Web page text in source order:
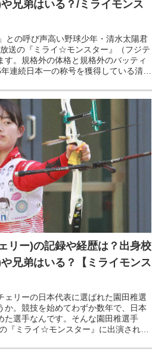
兄弟はいる？/ミライモンス
との呼び声高い野球少年・清水太陽君
送の『ミライ☆モンスター』（フジテ
す。規格外の体格と規格外のバッティ
連続日本一の称号を獲得している清水
リー)の記録や経歴は？出身校
兄弟はいる？【ミライモンス
ェリーの日本代表に選ばれた園田稚選
か。競技を始めてわずか数年で、日本
た選手なんです。そんな園田稚選手
『ミライ☆モンスター』に出演されま